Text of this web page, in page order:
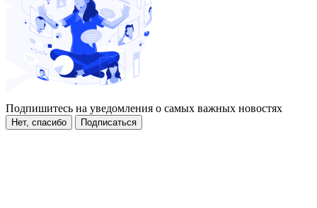
Подпишитесь на уведомления о самых важных новостях
Нет, спасибо Подписаться